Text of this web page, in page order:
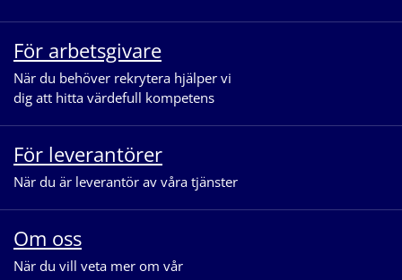
För arbetsgivare
När du behöver rekrytera hjälper vi
dig att hitta värdefull kompetens
För leverantörer
När du är leverantör av våra tjänster
Om oss
När du vill veta mer om vår